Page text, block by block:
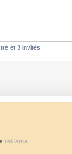
et 3 invités
reklama